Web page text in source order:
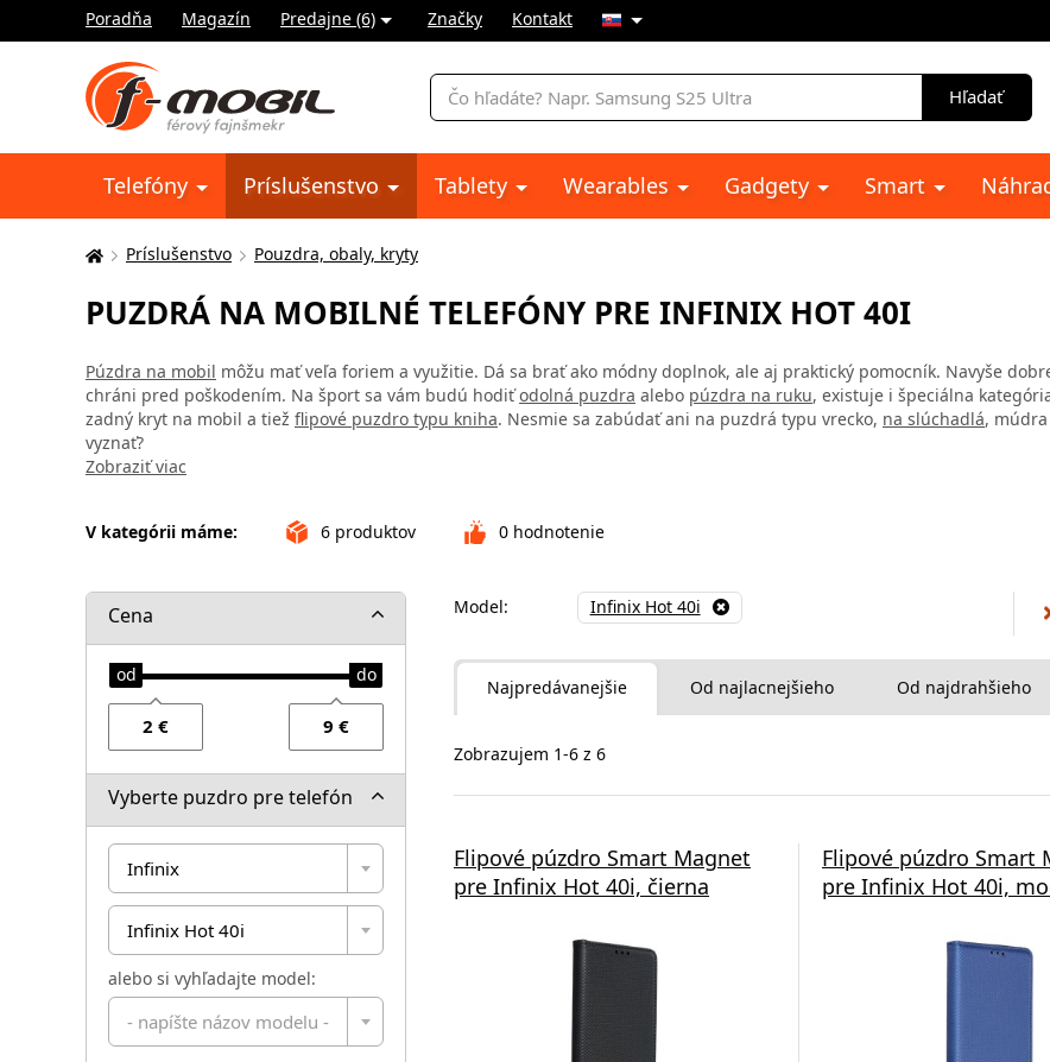
Poradňa Magazín Predajne (6) Značky Kontakt
Vyhľadávanie
Hľadať
Telefóny Príslušenstvo Tablety Wearables Gadgety Smart
Tu
nachádzate:
Príslušenstvo Pouzdra, obaly, kryty
PUZDRÁ NA MOBILNÉ TELEFÓNY PRE INFINIX HOT 40I
Púzdra na mobil môžu mať veľa foriem a využitie. Dá sa brať ako módny doplnok, ale aj praktický pomocník. Navyše
chráni pred poškodením. Na šport sa vám budú hodiťodolná puzdra alebo púzdra na ruku, existuje i špeciálna
zadný kryt na mobil a tiež flipové puzdro typu kniha. Nesmie sa zabúdať ani na puzdrá typu vrecko, na slúchadlá,
vyznať?
Zobraziť viac
V kategórii máme: 6 produktov 0 hodnotenie
Cena
Vyberte puzdro pre telefón
Infinix
Infinix Hot 40i
alebo si vyhľadajte model:
- napíšte názov modelu -
Model: Infinix Hot 40i
Najpredávanejšie Od najlacnejšieho Od najdrahšieho
Zobrazujem 1-6 z 6
Flipové púzdro Smart Magnet
pre Infinix Hot 40i, čierna
Flipové púzdro Smart
pre Infinix Hot 40i,